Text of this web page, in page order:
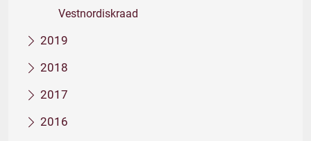
Vestnordiskraad
2019
2018
2017
2016